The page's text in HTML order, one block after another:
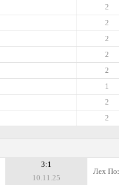
2
2
2
2
2
1
2
2
3:1
10.11.25
Лех